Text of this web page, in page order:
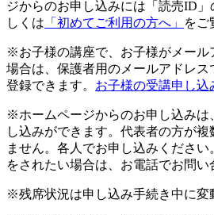
ジからのお申し込みには「読売ID
しくは 「初めてご利用の方へ」 をご
※お子様の講座で、お子様がメール
場合は、保護者用のメールアドレ
登録できます。 お子様の受講申し込
※ホームページからのお申し込みは
し込みができます。代表者の方が
ません。各人でお申し込みくださ
をされたい場合は、お電話でお問い
※残席状況は申し込み手続き中に変